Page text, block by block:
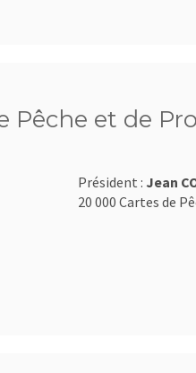
Pêche et de
Président : Jean
20 000 Cartes de